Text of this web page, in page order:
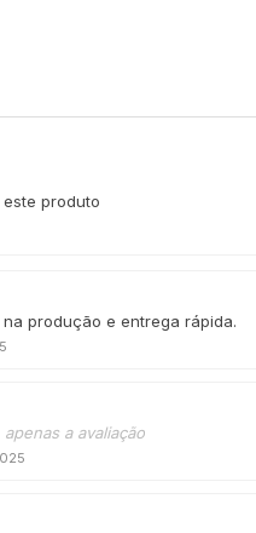
produto
produção e entrega rápida.
a avaliação